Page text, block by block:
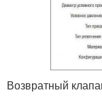
Возвратный